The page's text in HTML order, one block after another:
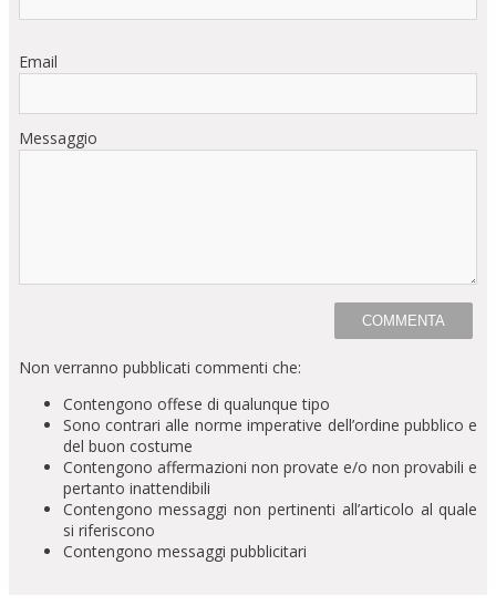
Email
Messaggio
Non verranno pubblicati commenti che:
Contengono offese di qualunque tipo
Sono contrari alle norme imperative dell’ordine pubblico e
del buon costume
Contengono affermazioni non provate e/o non provabili e
pertanto inattendibili
Contengono messaggi non pertinenti all’articolo al quale
si riferiscono
Contengono messaggi pubblicitari